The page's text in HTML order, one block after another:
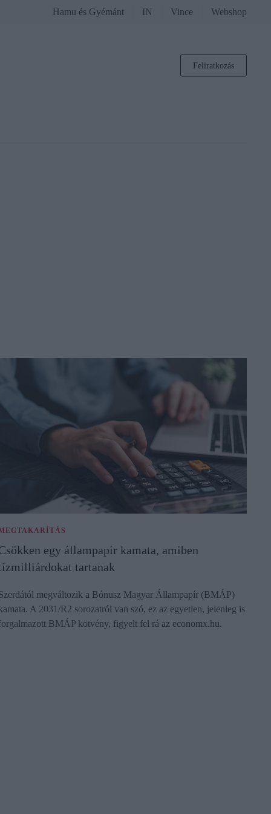
Hamu és Gyémánt IN Vince Webshop
Feliratkozás
egy állampapír kamata, amiben
tartanak
megváltozik a Bónusz Magyar Állampapír (BMÁP)
A 2031/R2 sorozatról van szó, ez az egyetlen, jelenleg is
BMÁP kötvény, figyelt fel rá az economx.hu.